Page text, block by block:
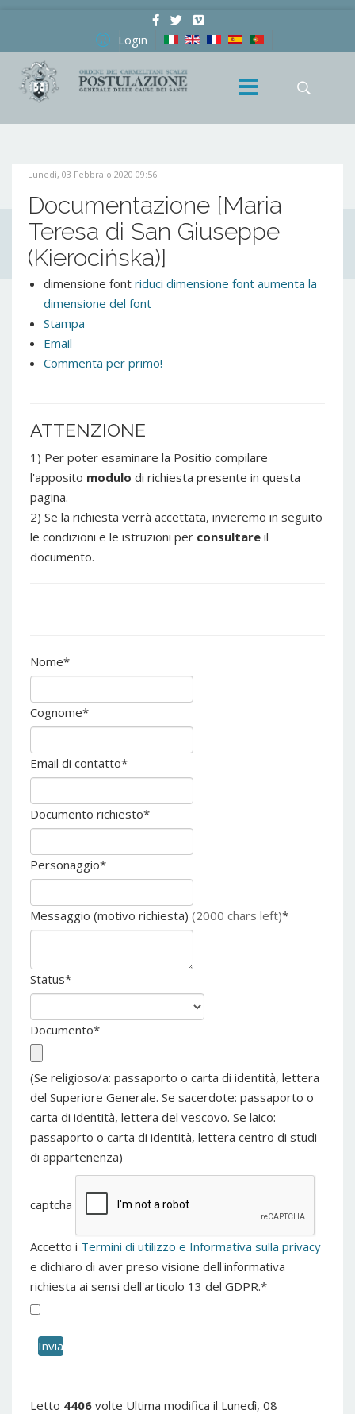
Login
Lunedì, 03 Febbraio 2020 09:56
Documentazione [Maria
Teresa di San Giuseppe
(Kierocińska)]
dimensione font riduci dimensione font aumenta la
dimensione del font
Stampa
Email
Commenta per primo!
ATTENZIONE
1) Per poter esaminare la Positio compilare
l'apposito modulo di richiesta presente in questa
pagina.
2) Se la richiesta verrà accettata, invieremo in seguito
le condizioni e le istruzioni per consultare il
documento.
Nome*
Cognome*
Email di contatto*
Documento richiesto*
Personaggio*
Messaggio (motivo richiesta) (2000 chars left)*
Status*
Documento*
(Se religioso/a: passaporto o carta di identità, lettera
del Superiore Generale. Se sacerdote: passaporto o
carta di identità, lettera del vescovo. Se laico:
passaporto o carta di identità, lettera centro di studi
di appartenenza)
captcha
Accetto i Termini di utilizzo e Informativa sulla privacy
e dichiaro di aver preso visione dell'informativa
richiesta ai sensi dell'articolo 13 del GDPR.*
Invia
Letto 4406 volte Ultima modifica il Lunedì, 08